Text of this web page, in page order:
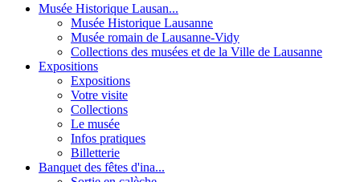
Musée Historique Lausan...
Musée Historique Lausanne
Musée romain de Lausanne-Vidy
Collections des musées et de la Ville de Lausanne
Expositions
Expositions
Votre visite
Collections
Le musée
Infos pratiques
Billetterie
Banquet des fêtes d'ina...